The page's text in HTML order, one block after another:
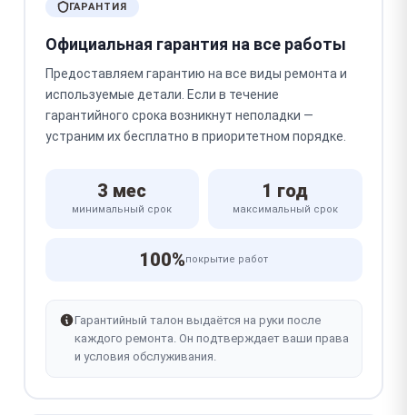
ГАРАНТИЯ
Официальная гарантия на все работы
Предоставляем гарантию на все виды ремонта и
используемые детали. Если в течение
гарантийного срока возникнут неполадки —
устраним их бесплатно в приоритетном порядке.
3 мес
минимальный срок
1 год
максимальный срок
100%покрытие работ
Гарантийный талон выдаётся на руки после
каждого ремонта. Он подтверждает ваши права
и условия обслуживания.